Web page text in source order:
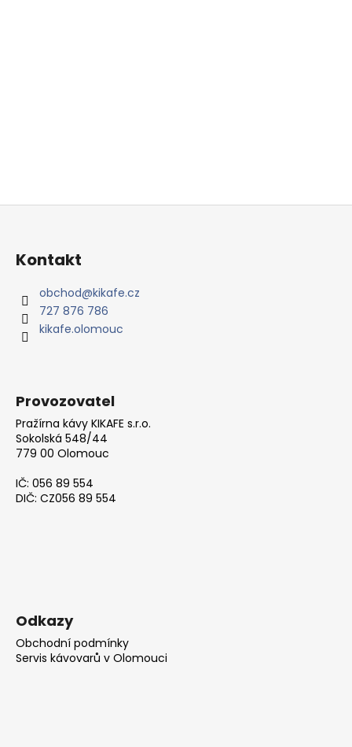
Z
Kontakt
obchod@kikafe.cz
727 876 786
kikafe.olomouc
Provozovatel
Pražírna kávy KIKAFE s.r.o.
Sokolská 548/44
779 00 Olomouc
IČ: 056 89 554
DIČ: CZ056 89 554
Odkazy
Obchodní podmínky
Servis kávovarů v Olomouci